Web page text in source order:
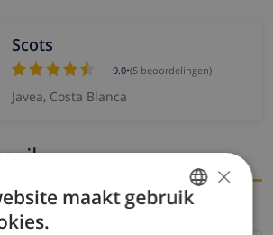
Scots
9.0•(5 beoordelingen)
Javea, Costa Blanca
×
maakt gebruik